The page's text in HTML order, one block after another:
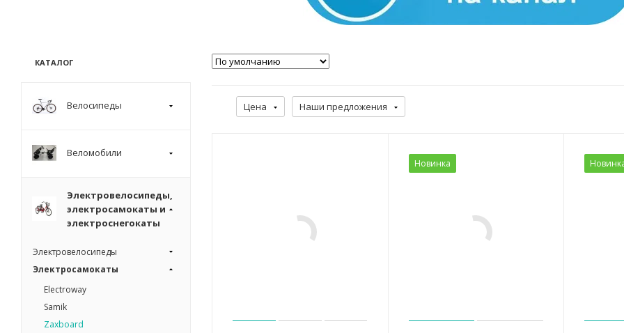
КАТАЛОГ
Велосипеды
Веломобили
Электровелосипеды,
электросамокаты и
электроснегокаты
Электровелосипеды
Электросамокаты
Electroway
Samik
Zaxboard
Цена Наши предложения
Новинка